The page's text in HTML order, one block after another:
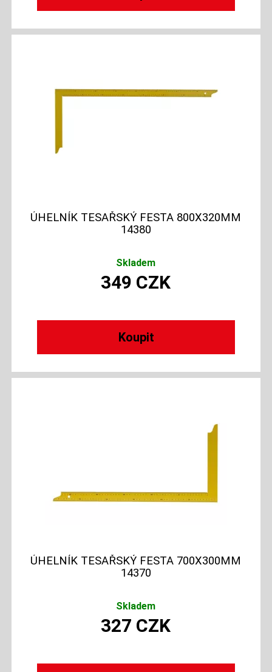
ÚHELNÍK TESAŘSKÝ FESTA 800X320MM
14380
Skladem
349 CZK
ÚHELNÍK TESAŘSKÝ FESTA 700X300MM
14370
Skladem
327 CZK